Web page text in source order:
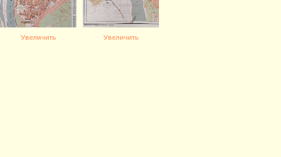
Увеличить Увеличить